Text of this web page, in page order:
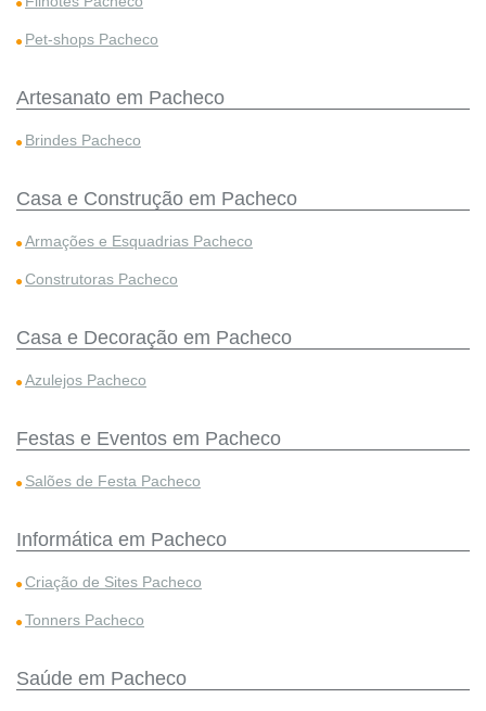
Pet-shops Pacheco
Artesanato em Pacheco
Brindes Pacheco
Casa e Construção em Pacheco
Armações e Esquadrias Pacheco
Construtoras Pacheco
Casa e Decoração em Pacheco
Azulejos Pacheco
Festas e Eventos em Pacheco
Salões de Festa Pacheco
Informática em Pacheco
Criação de Sites Pacheco
Tonners Pacheco
Saúde em Pacheco